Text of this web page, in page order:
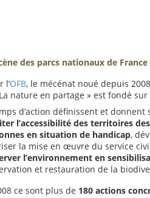
des parcs nationaux de France
l’OFB, le mécénat noué depuis
nature en partage » est fondé sur
d’action définissent et
l’accessibilité des territoires
en situation de handicap,
la mise en œuvre du service
l’environnement en
et restauration de la
ce sont plus de 180 actions